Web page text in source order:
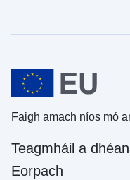
Faigh amach níos mó
Teagmháil a
Eorpach